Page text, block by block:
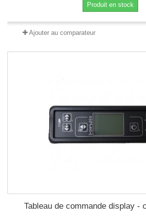
Produit en stock
Ajouter au comparateur
Tableau de commande display -